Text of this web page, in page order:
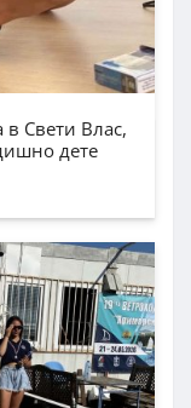
Свети Влас,
дете